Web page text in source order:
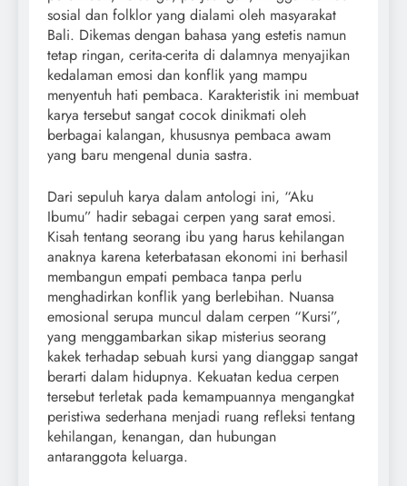
sosial dan folklor yang dialami oleh masyarakat
Bali. Dikemas dengan bahasa yang estetis namun
tetap ringan, cerita-cerita di dalamnya menyajikan
kedalaman emosi dan konflik yang mampu
menyentuh hati pembaca. Karakteristik ini membuat
karya tersebut sangat cocok dinikmati oleh
berbagai kalangan, khususnya pembaca awam
yang baru mengenal dunia sastra.
Dari sepuluh karya dalam antologi ini, “Aku
Ibumu” hadir sebagai cerpen yang sarat emosi.
Kisah tentang seorang ibu yang harus kehilangan
anaknya karena keterbatasan ekonomi ini berhasil
membangun empati pembaca tanpa perlu
menghadirkan konflik yang berlebihan. Nuansa
emosional serupa muncul dalam cerpen “Kursi”,
yang menggambarkan sikap misterius seorang
kakek terhadap sebuah kursi yang dianggap sangat
berarti dalam hidupnya. Kekuatan kedua cerpen
tersebut terletak pada kemampuannya mengangkat
peristiwa sederhana menjadi ruang refleksi tentang
kehilangan, kenangan, dan hubungan
antaranggota keluarga.